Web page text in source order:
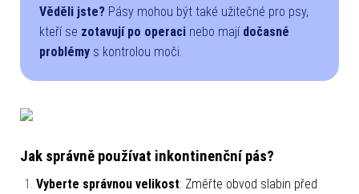
Věděli jste? Pásy mohou být také užitečné pro psy,
kteří se zotavují po operaci nebo mají dočasné
problémy s kontrolou moči.
Jak správně používat inkontinenční pás?
Vyberte správnou velikost: Změřte obvod slabin před